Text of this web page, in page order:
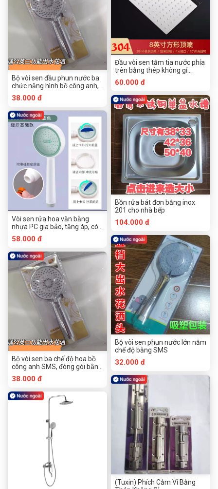
Bộ vòi sen đầu phun nước ba
chức năng hình bồ công anh,
đóng gói dạng nhựa hút
38.000 đ
Vòi sen rửa hoa văn bằng
nhựa PC gia bảo, tăng áp, có
thể tháo rời để vệ sinh
58.000 đ
Bộ vòi sen ba chế độ hoa bồ
công anh SMS, đóng gói bằng
nhựa PVC
38.000 đ
Đầu vòi sen tắm tia nước phía
trên bằng thép không gỉ
SUS304, bề mặt sọc mịn
60.000 đ
Bồn rửa bát đơn bằng inox
201 cho nhà bếp
104.000 đ
Bộ vòi sen phun nước lớn năm
chế độ bằng SMS
32.000 đ
(Tuxin) Phích Cắm Vỉ Bằng